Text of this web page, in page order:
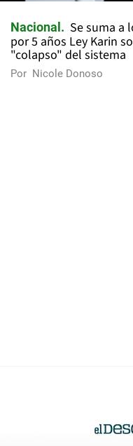
Nacional
Se suma a
por 5 años Ley Karin
"colapso" del sistema
Por Nicole Donoso